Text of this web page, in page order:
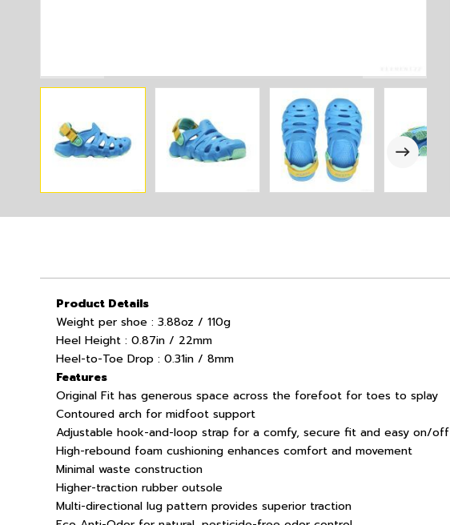
Product Details
Weight per shoe : 3.88oz / 110g
Heel Height : 0.87in / 22mm
Heel-to-Toe Drop : 0.31in / 8mm
Features
Original Fit has generous space across the forefoot for toes to splay
Contoured arch for midfoot support
Adjustable hook-and-loop strap for a comfy, secure fit and easy on/off
High-rebound foam cushioning enhances comfort and movement
Minimal waste construction
Higher-traction rubber outsole
Multi-directional lug pattern provides superior traction